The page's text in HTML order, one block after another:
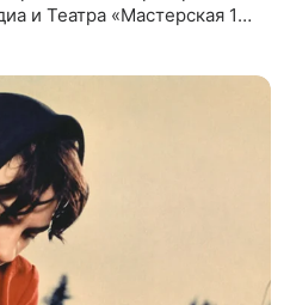
и Театра «Мастерская 12